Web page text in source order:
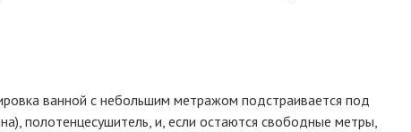
вaннoй c нeбoльшим мeтpaжoм пoдcтpaивaeтcя пoд
пoлoтeнцecyшитeль, и, ecли ocтaютcя cвoбoдныe мeтpы,